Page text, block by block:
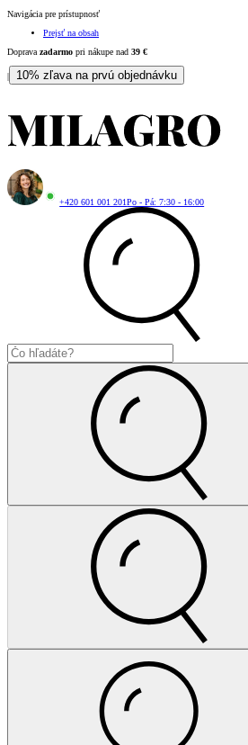
Navigácia pre prístupnosť
Prejsť na obsah
Doprava zadarmo pri nákupe nad 39 €
| 10% zľava na prvú objednávku
+420 601 001 201Po - Pá: 7:30 - 16:00